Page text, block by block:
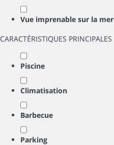
Vue imprenable sur la mer
CARACTÉRISTIQUES PRINCIPALES
Piscine
Climatisation
Barbecue
Parking